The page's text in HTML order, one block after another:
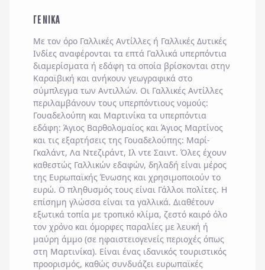
ΓΕΝΙΚΑ
Με τον όρο Γαλλικές Αντίλλες ή Γαλλικές Δυτικές
Ινδίες αναφέρονται τα επτά Γαλλικά υπερπόντια
διαμερίσματα ή εδάφη τα οποία βρίσκονται στην
Καραϊβική και ανήκουν γεωγραφικά στο
σύμπλεγμα των Αντιλλών. Οι Γαλλικές Αντίλλες
περιλαμβάνουν τους υπερπόντιους νομούς:
Γουαδελούπη και Μαρτινίκα τα υπερπόντια
εδάφη: Άγιος Βαρθολομαίος και Άγιος Μαρτίνος
και τις εξαρτήσεις της Γουαδελούπης: Μαρί-
Γκαλάντ, Λα Ντεζιράντ, Ιλ ντε Σαιντ. Όλες έχουν
καθεστώς Γαλλικών εδαφών, δηλαδή είναι μέρος
της Ευρωπαϊκής Ένωσης και χρησιμοποιούν το
ευρώ. Ο πληθυσμός τους είναι Γάλλοι πολίτες. Η
επίσημη γλώσσα είναι τα γαλλικά. Διαθέτουν
εξωτικά τοπία με τροπικό κλίμα, ζεστό καιρό όλο
τον χρόνο και όμορφες παραλίες με λευκή ή
μαύρη άμμο (σε ηφαιστειογενείς περιοχές όπως
στη Μαρτινίκα). Είναι ένας ιδανικός τουριστικός
προορισμός, καθώς συνδυάζει ευρωπαϊκές